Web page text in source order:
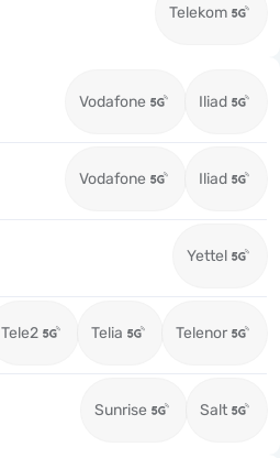
Telekom
Vodafone Iliad
Vodafone Iliad
Yettel
Tele2 Telia Telenor
Sunrise Salt